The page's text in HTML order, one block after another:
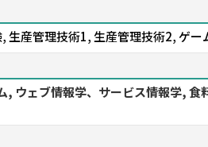
生産管理技術1, 生産管理技術2, ゲー
, ウェブ情報学、サービス情報学,